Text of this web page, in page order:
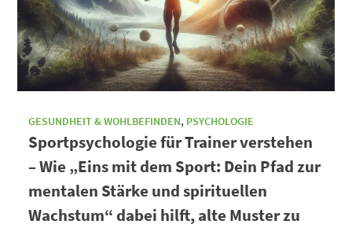
GESUNDHEIT & WOHLBEFINDEN, PSYCHOLOGIE
Sportpsychologie für Trainer verstehen
– Wie „Eins mit dem Sport: Dein Pfad zur
mentalen Stärke und spirituellen
Wachstum“ dabei hilft, alte Muster zu